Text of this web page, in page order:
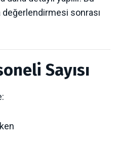
sonrası
Sayısı